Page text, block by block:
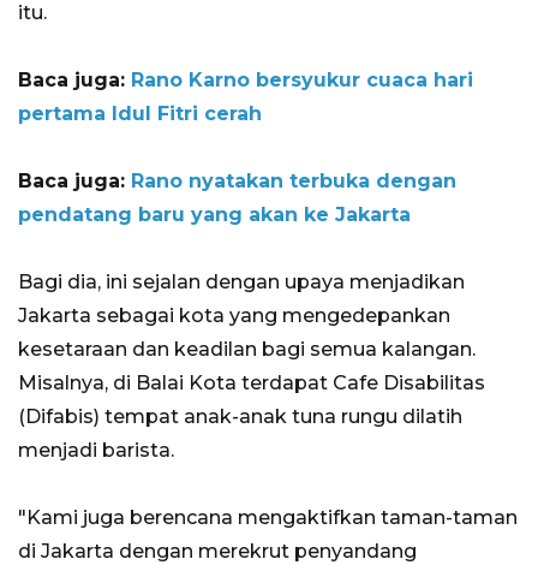
itu.
Baca juga: Rano Karno bersyukur cuaca hari
pertama Idul Fitri cerah
Baca juga: Rano nyatakan terbuka dengan
pendatang baru yang akan ke Jakarta
Bagi dia, ini sejalan dengan upaya menjadikan
Jakarta sebagai kota yang mengedepankan
kesetaraan dan keadilan bagi semua kalangan.
Misalnya, di Balai Kota terdapat Cafe Disabilitas
(Difabis) tempat anak-anak tuna rungu dilatih
menjadi barista.
"Kami juga berencana mengaktifkan taman-taman
di Jakarta dengan merekrut penyandang